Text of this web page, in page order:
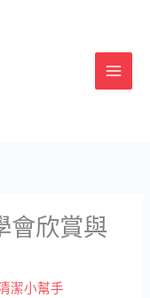
會欣賞與
潔小幫手